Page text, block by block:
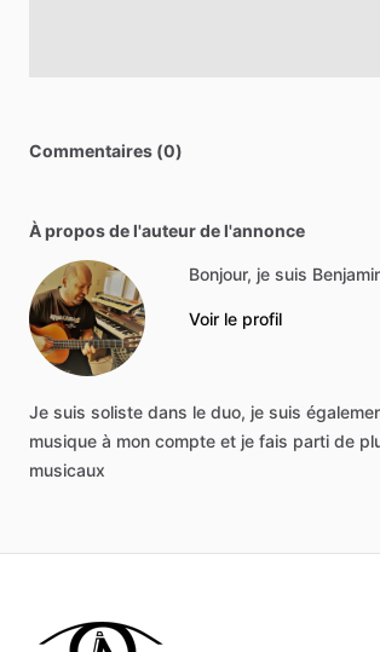
Commentaires (0)
À propos de l'auteur de l'annonce
Bonjour, je suis
Voir le profil
Je suis soliste dans le duo, je suis
musique à mon compte et je fais parti de
musicaux